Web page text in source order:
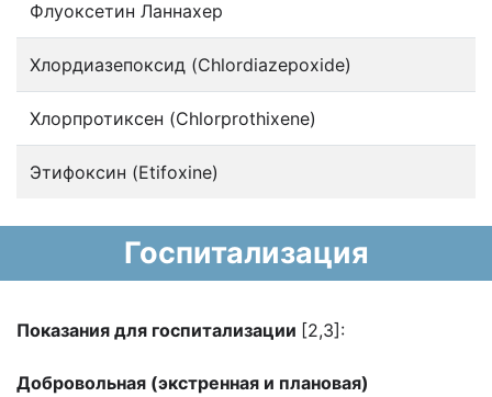
Флуоксетин Ланнахер
Хлордиазепоксид (Chlordiazepoxide)
Хлорпротиксен (Chlorprothixene)
Этифоксин (Etifoxine)
Госпитализация
Показания для госпитализации [2,3]:
Добровольная (экстренная и плановая)